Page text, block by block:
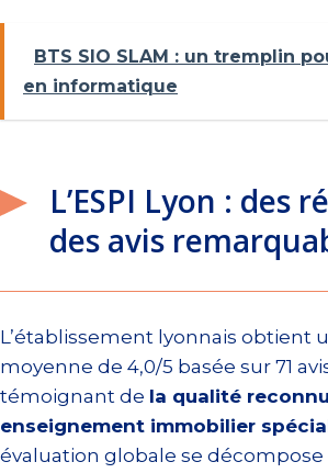
BTS SIO SLAM : un tremplin
en informatique
L’ESPI Lyon : des
des avis
L’établissement lyonnais obtient
moyenne de 4,0/5 basée sur 71
témoignant de la qualité
enseignement immobilier
évaluation globale se